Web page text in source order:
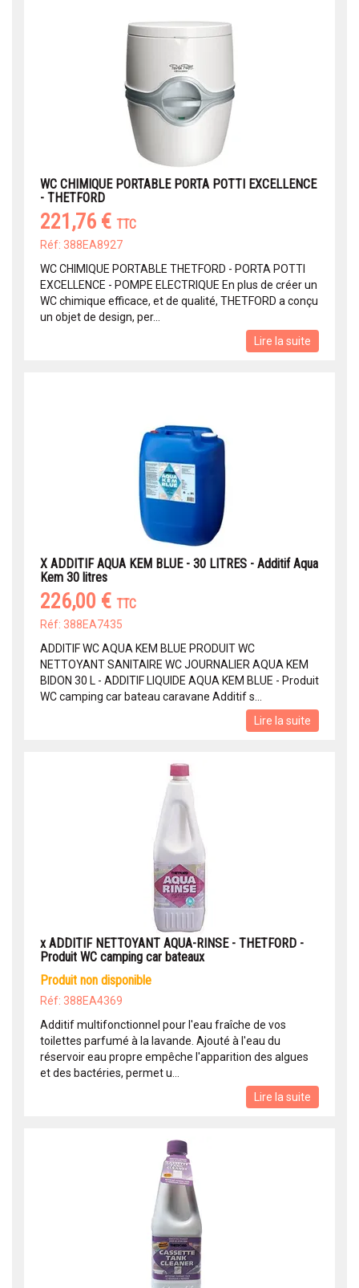
WC CHIMIQUE PORTABLE PORTA POTTI EXCELLENCE
- THETFORD
221,76 € TTC
Réf: 388EA8927
WC CHIMIQUE PORTABLE THETFORD - PORTA POTTI
EXCELLENCE - POMPE ELECTRIQUE En plus de créer un
WC chimique efficace, et de qualité, THETFORD a conçu
un objet de design, per...
Lire la suite
X ADDITIF AQUA KEM BLUE - 30 LITRES - Additif Aqua
Kem 30 litres
226,00 € TTC
Réf: 388EA7435
ADDITIF WC AQUA KEM BLUE PRODUIT WC
NETTOYANT SANITAIRE WC JOURNALIER AQUA KEM
BIDON 30 L - ADDITIF LIQUIDE AQUA KEM BLUE - Produit
WC camping car bateau caravane Additif s...
Lire la suite
x ADDITIF NETTOYANT AQUA-RINSE - THETFORD -
Produit WC camping car bateaux
produit non disponible
Réf: 388EA4369
Additif multifonctionnel pour l'eau fraîche de vos
toilettes parfumé à la lavande. Ajouté à l'eau du
réservoir eau propre empêche l'apparition des algues
et des bactéries, permet u...
Lire la suite